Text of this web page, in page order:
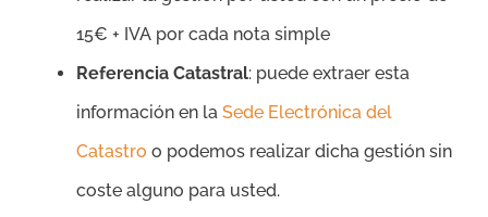
15€ + IVA por cada nota simple
Referencia Catastral: puede extraer esta
información en la Sede Electrónica del
Catastro o podemos realizar dicha gestión sin
coste alguno para usted.